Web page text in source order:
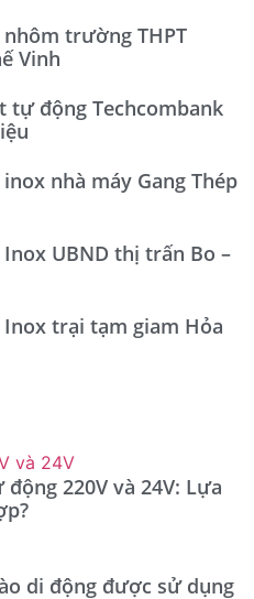
nhôm trường THPT
Vinh
tự động Techcombank
inox nhà máy Gang Thép
Inox UBND thị trấn Bo –
Inox trại tạm giam Hỏa
220V và 24V: Lựa
di động được sử dụng